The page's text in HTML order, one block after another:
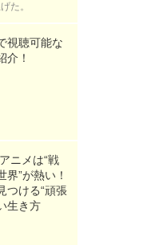
た。
視聴可能な
介！
ニメは“戦
界”が熱い！
つける“頑張
生き方